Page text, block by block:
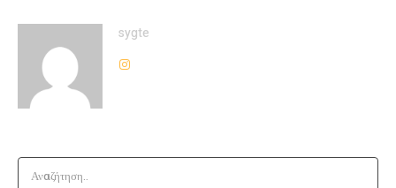
sygte
Αναζήτηση..